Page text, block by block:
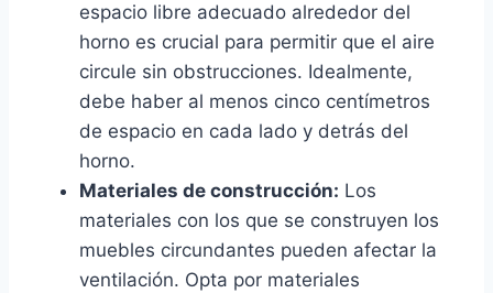
espacio libre adecuado alrededor del
horno es crucial para permitir que el aire
circule sin obstrucciones. Idealmente,
debe haber al menos cinco centímetros
de espacio en cada lado y detrás del
horno.
Materiales de construcción: Los
materiales con los que se construyen los
muebles circundantes pueden afectar la
ventilación. Opta por materiales